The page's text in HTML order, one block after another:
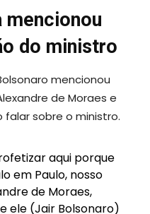
mencionou
do ministro
mencionou
de Moraes e
sobre o ministro.
aqui porque
em Paulo, nosso
de Moraes,
ele (Jair Bolsonaro)